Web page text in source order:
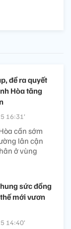
đề ra quyết
Hòa tăng
16:31’
cần sớm
lân cận
ở vùng
sức đồng
mới vươn
14:40’